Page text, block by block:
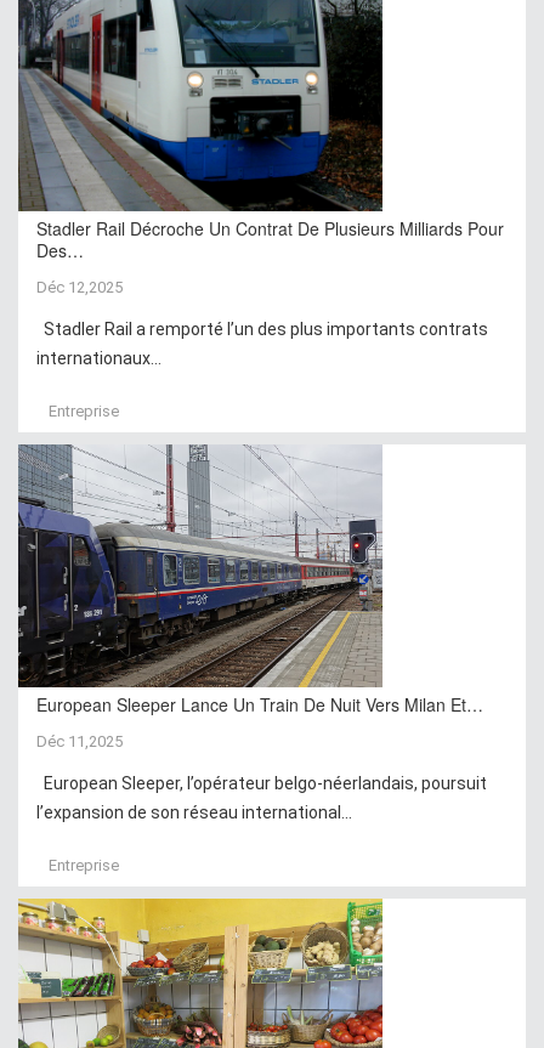
Stadler Rail Décroche Un Contrat De Plusieurs Milliards Pour
Des…
Déc 12,2025
Stadler Rail a remporté l’un des plus importants contrats
internationaux...
Entreprise
European Sleeper Lance Un Train De Nuit Vers Milan Et…
Déc 11,2025
European Sleeper, l’opérateur belgo-néerlandais, poursuit
l’expansion de son réseau international...
Entreprise